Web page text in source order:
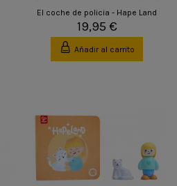
El coche de policia - Hape Land
19,95 €
Añadir al carrito